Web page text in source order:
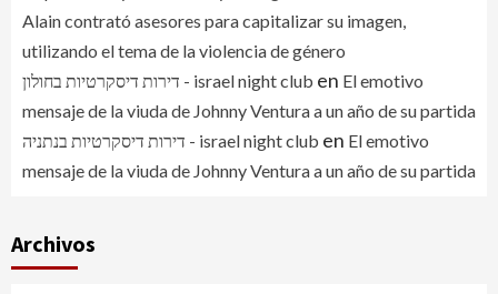
Alain contrató asesores para capitalizar su imagen,
utilizando el tema de la violencia de género
דירות דיסקרטיות בחולון - israel night club en El emotivo
mensaje de la viuda de Johnny Ventura a un año de su partida
דירות דיסקרטיות בנתניה - israel night club en El emotivo
mensaje de la viuda de Johnny Ventura a un año de su partida
Archivos